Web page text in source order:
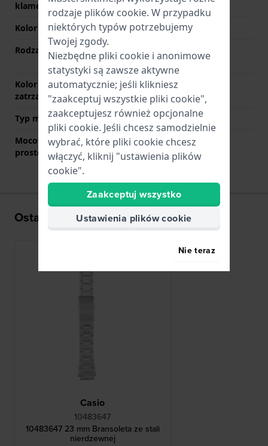
klamerce
Kolor paska
Srebrny
Rodzaj zapięcia
Zapięcie zatrzaskowe z
przyciskami
Kolor zapięcia
zatrzaskowego
Srebrny
Typ mocowania
Kołki sprężyste
Mocowanie za pomocą
prostego bolca
Nie
Ostatnio oglądane
Casio
10483647
10483647 23 mm Bransoleta ze stali
nierdzewnej
rodzaje plików cookie. W przypadku
niektórych typów potrzebujemy
Twojej zgody.
Niezbędne pliki cookie i anonimowe
statystyki są zawsze aktywne
automatycznie; jeśli klikniesz
"zaakceptuj wszystkie pliki cookie",
zaakceptujesz również opcjonalne
pliki cookie. Jeśli chcesz samodzielnie
wybrać, które pliki cookie chcesz
włączyć, kliknij "ustawienia plików
cookie".
Zaakceptuj wszystko
Ustawienia plików cookie
Nie teraz